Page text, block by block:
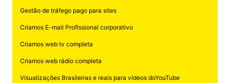
Gestão de tráfego pago para sites
Criamos E-mail Profissional corporativo
Criamos web tv completa
Criamos web rádio completa
Visualizações Brasileiras e reais para vídeos doYouTube